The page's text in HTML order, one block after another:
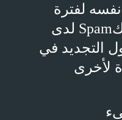
نفسه لفترة
Spam لدى
التجديد في
لأخرى